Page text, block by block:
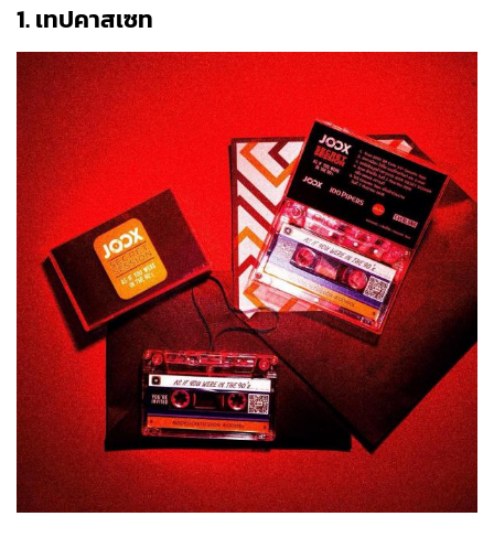
1. เทปคาสเซท